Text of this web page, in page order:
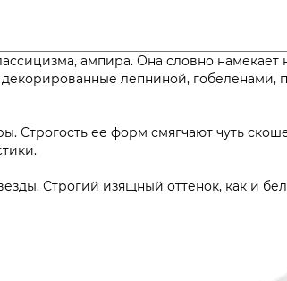
ампира. Она словно
лепниной, гобеленами,
Строгость ее форм смягчают чуть
Строгий изящный оттенок, как и